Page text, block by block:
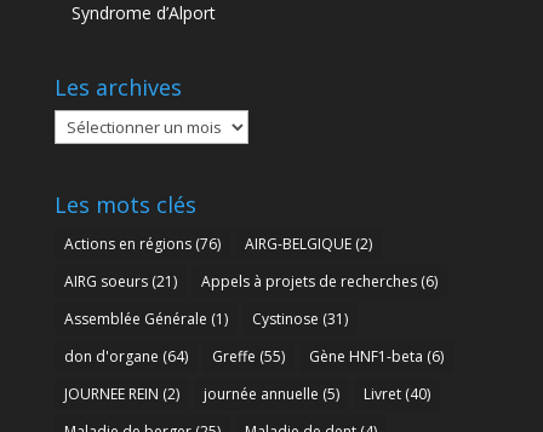
Syndrome d’Alport
Les archives
Les
archives
Les mots clés
Actions en régions(76) AIRG-BELGIQUE(2)
AIRG soeurs(21) Appels à projets de recherches(6)
Assemblée Générale (1) Cystinose (31)
don d'organe (64) Greffe (55) Gène HNF1-beta (6)
JOURNEE REIN (2) journée annuelle (5) Livret(40)